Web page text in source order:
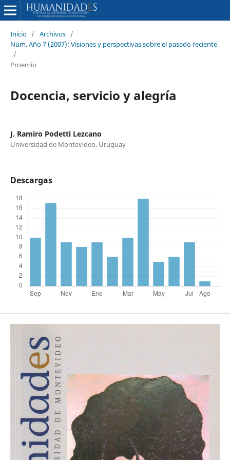
Inicio / Archivos /
Núm. Año 7 (2007): Visiones y perspectivas sobre el pasado reciente
/
Proemio
Docencia, servicio y alegría
J. Ramiro Podetti Lezcano
Universidad de Montevideo, Uruguay
Descargas